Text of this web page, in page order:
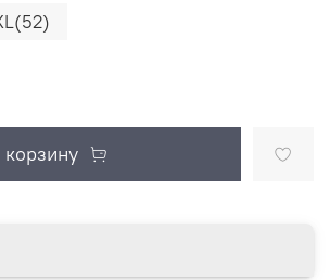
корзину